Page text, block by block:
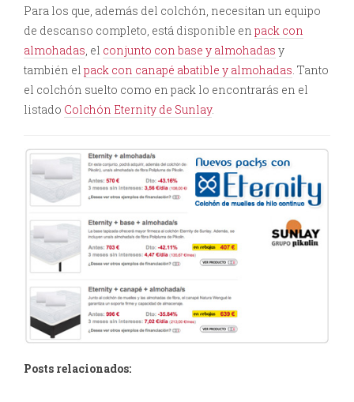
Para los que, además del colchón, necesitan un equipo
de descanso completo, está disponible en pack con
almohadas, el conjunto con base y almohadas y
también el pack con canapé abatible y almohadas. Tanto
el colchón suelto como en pack lo encontrarás en el
listado Colchón Eternity de Sunlay.
Posts relacionados: